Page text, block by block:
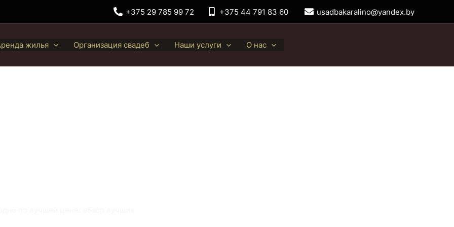
+375 29 785 99 72 +375 44 791 83 60 usadbakaralino@yandex.by
жилья Организация свадеб Наши услуги О нас